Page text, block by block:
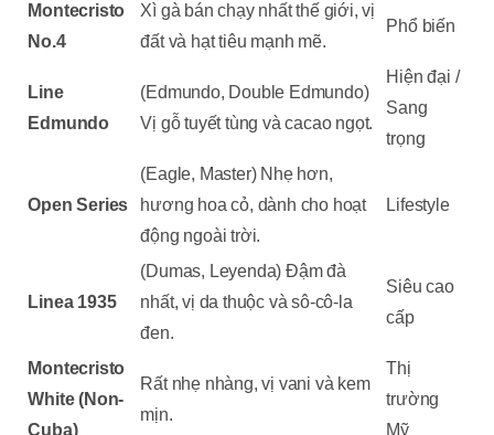
Montecristo
No.4
Xì gà bán chạy nhất thế giới, vị
đất và hạt tiêu mạnh mẽ.
Phổ biến
Line
Edmundo
(Edmundo, Double Edmundo)
Vị gỗ tuyết tùng và cacao ngọt.
Hiện đại /
Sang
trọng
Open Series
(Eagle, Master) Nhẹ hơn,
hương hoa cỏ, dành cho hoạt
động ngoài trời.
Lifestyle
Linea 1935
(Dumas, Leyenda) Đậm đà
nhất, vị da thuộc và sô-cô-la
đen.
Siêu cao
cấp
Montecristo
White (Non-
Cuba)
Rất nhẹ nhàng, vị vani và kem
mịn.
Thị
trường
Mỹ